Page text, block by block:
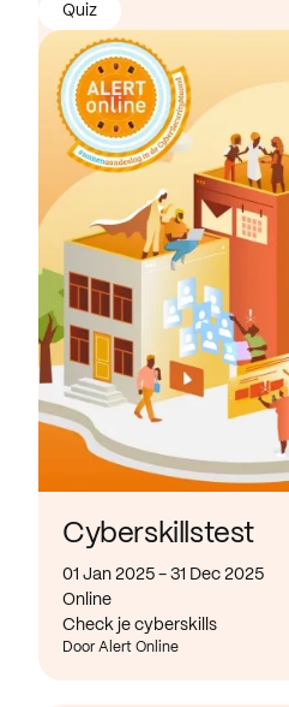
Cyberskillstest
01 Jan 2025 - 31 Dec 2025
Online
Check je cyberskills
Door Alert Online
Quiz